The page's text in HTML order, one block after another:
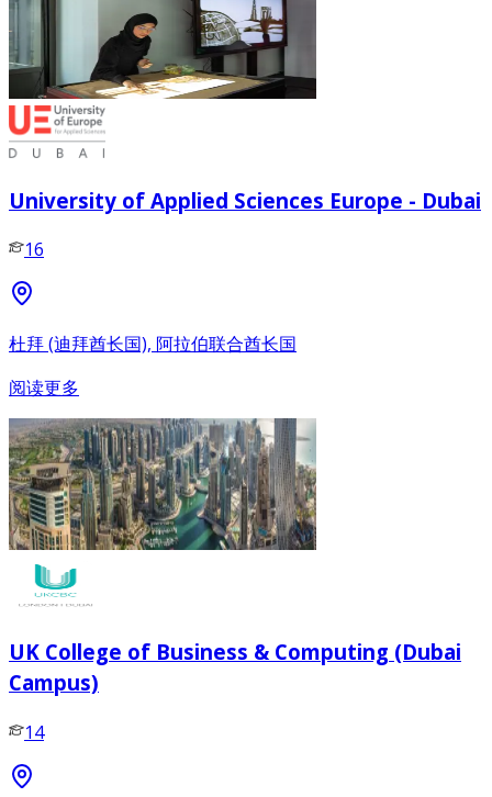
University of Applied Sciences Europe - Dubai
16
杜拜 (迪拜酋长国), 阿拉伯联合酋长国
阅读更多
UK College of Business & Computing (Dubai
Campus)
14